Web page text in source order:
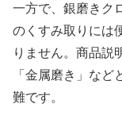
一方で、銀磨きク
のくすみ取りには
りません。商品説
「金属磨き」な
難です。